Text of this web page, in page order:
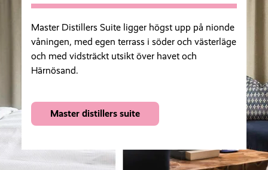
Master Distillers Suite ligger högst upp på nionde
våningen, med egen terrass i söder och västerläge
och med vidsträckt utsikt över havet och
Härnösand.
Master distillers suite